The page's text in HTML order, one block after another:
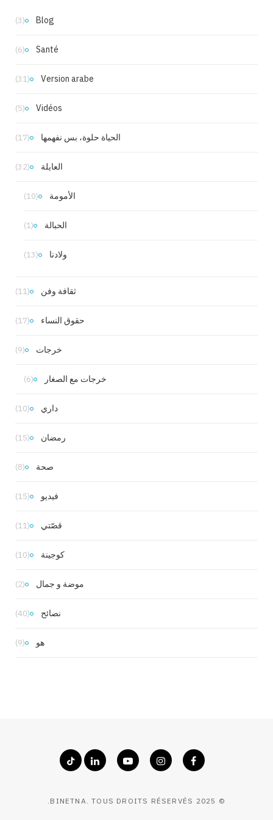
Blog
(3)
Santé
(6)
Version arabe
(31)
Vidéos
(5)
الحياة حلوة، بس نفهمها (17)
العايلة (32)
الأمومة (10)
الحبالة (1)
ولادنا (13)
ثقافة وفن (11)
حقوق النساء (17)
خرجات (9)
خرجات مع الصغار (6)
داري (10)
رمضان (15)
صحة (8)
فيديو (15)
قصّتي (11)
كوجينة (10)
موضة و جمال (2)
نصائح (40)
هو (9)
© 2025 BINETNA. TOUS DROITS RÉSERVÉS.